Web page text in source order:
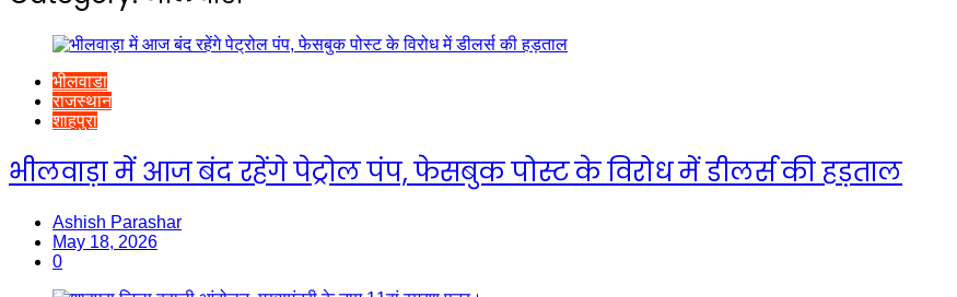
भीलवाडा
राजस्थान
शाहपुरा
भीलवाड़ा में आज बंद रहेंगे पेट्रोल पंप, फेसबुक पोस्ट के विरोध में डीलर्स की हड़ताल
Ashish Parashar
May 18, 2026
0